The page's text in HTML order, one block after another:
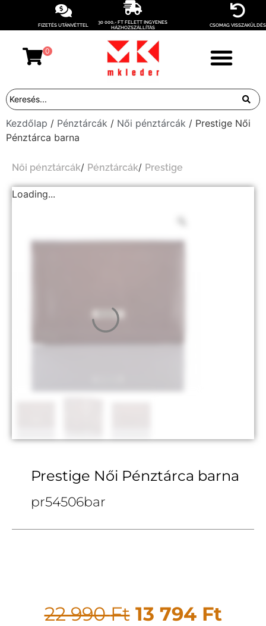
FIZETÉS UTÁNVÉTTEL
30 000,- FT FELETT INGYENES
HÁZHOZSZÁLLÍTÁS
CSOMAG VISSZAKÜLDÉS
0
Kezdőlap / Pénztárcák / Női pénztárcák / Prestige Női
Pénztárca barna
Női pénztárcák/ Pénztárcák/ Prestige
Loading...
Prestige Női Pénztárca barna
pr54506bar
22 990Ft 13 794 Ft